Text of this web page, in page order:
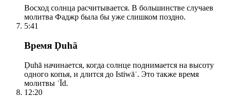
Восход солнца расчитывается. В большинстве случаев
молитва Фаджр была бы уже слишком поздно.
5:41
Время Ḍuhā
Ḍuhā начинается, когда солнце поднимается на высоту
одного копья, и длится до Istiwāʾ. Это также время
молитвы ʿĪd.
12:20